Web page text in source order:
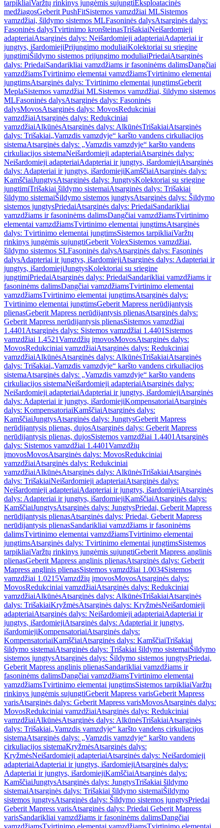
tarpikliaiVaržtų rinkinys jungėmis sujungtiEksploatacinės
medžiagosGeberit PushFitSistemos vamzdžiai MLSistemos
vamzdžiai, šildymo sistemos MLFasoninės dalysAtsarginės dalys:
Fasoninės dalysTvirtinimo kronšteinasTrišakiaiNeišardomieji
adapteriaiAtsarginės dalys: Neišardomieji adapteriaiAdapteriai ir
jungtys, išardomiejiPrijungimo moduliaiKolektoriai su sriegine
jungtimiŠildymo sistemos prijungimo moduliaiPriedaiAtsarginės
dalys: PriedaiSandarikliai vamzdžiams ir fasoninėms dalimsDangčiai
vamzdžiamsTvirtinimo elementai vamzdžiamsTvirtinimo elementai
jungtimsAtsarginės dalys: Tvirtinimo elementai jungtimsGeberit
MeplaSistemos vamzdžiai MLSistemos vamzdžiai, šildymo sistemos
MLFasoninės dalysAtsarginės dalys: Fasoninės
dalysMovosAtsarginės dalys: MovosRedukciniai
vamzdžiaiAtsarginės dalys: Redukciniai
vamzdžiaiAlkūnėsAtsarginės dalys: AlkūnėsTrišakiaiAtsarginės
dalys: Trišakiai„Vamzdis vamzdyje“ karšto vandens cirkuliacijos
sistemaAtsarginės dalys: „Vamzdis vamzdyje“ karšto vandens
cirkuliacijos sistemaNeišardomieji adapteriaiAtsarginės dalys:
Neišardomieji adapteriaiAdapteriai ir jungtys, išardomiejiAtsarginės
dalys: Adapteriai ir jungtys, išardomiejiKamščiaiAtsarginės dalys:
KamščiaiJungtysAtsarginės dalys: JungtysKolektoriai su sriegine
jungtimiTrišakiai šildymo sistemaiAtsarginės dalys: Trišakiai
šildymo sistemaiŠildymo sistemos jungtysAtsarginės dalys: Šildymo
sistemos jungtysPriedaiAtsarginės dalys: PriedaiSandarikliai
vamzdžiams ir fasoninėms dalimsDangčiai vamzdžiamsTvirtinimo
elementai vamzdžiamsTvirtinimo elementai jungtimsAtsarginės
dalys: Tvirtinimo elementai jungtimsSistemos tarpikliaiVaržtų
rinkinys jungėmis sujungtiGeberit VolexSistemos vamzdžiai,
šildymo sistemos SLFasoninės dalysAtsarginės dalys: Fasoninės
dalysAdapteriai ir jungtys, išardomiejiAtsarginės dalys: Adapteriai ir
jungtys, išardomiejiJungtysKolektoriai su sriegine
jungtimiPriedaiAtsarginės dalys: PriedaiSandarikliai vamzdžiams ir
fasoninėms dalimsDangčiai vamzdžiamsTvirtinimo elementai
vamzdžiamsTvirtinimo elementai jungtimsAtsarginės dalys:
Tvirtinimo elementai jungtimsGeberit Mapress nerūdijantysis
plienasGeberit Mapress nerūdijantysis plienasAtsarginės dalys:
Geberit Mapress nerūdijantysis plienasSistemos vamzdžiai
1.4401 Atsarginės dalys: Sistemos vamzdžiai 1.4401 Sistemos
vamzdžiai 1.4521Vamzdžių įmovosMovosAtsarginės dalys:
MovosRedukciniai vamzdžiaiAtsarginės dalys: Redukciniai
vamzdžiaiAlkūnėsAtsarginės dalys: AlkūnėsTrišakiaiAtsarginės
dalys: Trišakiai„Vamzdis vamzdyje“ karšto vandens cirkuliacijos
sistemaAtsarginės dalys: „Vamzdis vamzdyje“ karšto vandens
cirkuliacijos sistemaNeišardomieji adapteriaiAtsarginės dalys:
Neišardomieji adapteriaiAdapteriai ir jungtys, išardomiejiAtsarginės
dalys: Adapteriai ir jungtys, išardomiejiKompensatoriaiAtsarginės
dalys: KompensatoriaiKamščiaiAtsarginės dalys:
KamščiaiJungtysAtsarginės dalys: JungtysGeberit Mapress
nerūdijantysis plienas, dujosAtsarginės dalys: Geberit Mapress
nerūdijantysis plienas, dujosSistemos vamzdžiai 1.4401 Atsarginės
dalys: Sistemos vamzdžiai 1.4401Vamzdžių
įmovosMovosAtsarginės dalys: MovosRedukciniai
vamzdžiaiAtsarginės dalys: Redukciniai
vamzdžiaiAlkūnėsAtsarginės dalys: AlkūnėsTrišakiaiAtsarginės
dalys: TrišakiaiNeišardomieji adapteriaiAtsarginės dalys:
Neišardomieji adapteriaiAdapteriai ir jungtys, išardomiejiAtsarginės
dalys: Adapteriai ir jungtys, išardomiejiKamščiaiAtsarginės dalys:
KamščiaiJungtysAtsarginės dalys: JungtysPriedai, Geberit Mapress
nerūdijantysis plienasAtsarginės dalys: Priedai, Geberit Mapress
nerūdijantysis plienasSandarikliai vamzdžiams ir fasoninėms
dalimsTvirtinimo elementai vamzdžiamsTvirtinimo elementai
jungtimsAtsarginės dalys: Tvirtinimo elementai jungtimsSistemos
tarpikliaiVaržtų rinkinys jungėmis sujungtiGeberit Mapress anglinis
plienasGeberit Mapress anglinis plienasAtsarginės dalys: Geberit
Mapress anglinis plienasSistemos vamzdžiai 1.0034Sistemos
vamzdžiai 1.0215Vamzdžių įmovosMovosAtsarginės dalys:
MovosRedukciniai vamzdžiaiAtsarginės dalys: Redukciniai
vamzdžiaiAlkūnėsAtsarginės dalys: AlkūnėsTrišakiaiAtsarginės
dalys: TrišakiaiKryžmėsAtsarginės dalys: KryžmėsNeišardomieji
adapteriaiAtsarginės dalys: Neišardomieji adapteriaiAdapteriai ir
jungtys, išardomiejiAtsarginės dalys: Adapteriai ir jungtys,
išardomiejiKompensatoriaiAtsarginės dalys:
KompensatoriaiKamščiaiAtsarginės dalys: KamščiaiTrišakiai
šildymo sistemaiAtsarginės dalys: Trišakiai šildymo sistemaiŠildymo
sistemos jungtysAtsarginės dalys: Šildymo sistemos jungtysPriedai,
Geberit Mapress anglinis plienasSandarikliai vamzdžiams ir
fasoninėms dalimsDangčiai vamzdžiamsTvirtinimo elementai
vamzdžiamsTvirtinimo elementai jungtimsSistemos tarpikliaiVaržtų
rinkinys jungėmis sujungtiGeberit Mapress varisGeberit Mapress
varisAtsarginės dalys: Geberit Mapress varisMovosAtsarginės dalys:
MovosRedukciniai vamzdžiaiAtsarginės dalys: Redukciniai
vamzdžiaiAlkūnėsAtsarginės dalys: AlkūnėsTrišakiaiAtsarginės
dalys: Trišakiai„Vamzdis vamzdyje“ karšto vandens cirkuliacijos
sistemaAtsarginės dalys: „Vamzdis vamzdyje“ karšto vandens
cirkuliacijos sistemaKryžmėsAtsarginės dalys:
KryžmėsNeišardomieji adapteriaiAtsarginės dalys: Neišardomieji
adapteriaiAdapteriai ir jungtys, išardomiejiAtsarginės dalys:
Adapteriai ir jungtys, išardomiejiKamščiaiAtsarginės dalys:
KamščiaiJungtysAtsarginės dalys: JungtysTrišakiai šildymo
sistemaiAtsarginės dalys: Trišakiai šildymo sistemaiŠildymo
sistemos jungtysAtsarginės dalys: Šildymo sistemos jungtysPriedai
Geberit Mapress varisAtsarginės dalys: Priedai Geberit Mapress
varisSandarikliai vamzdžiams ir fasoninėms dalimsDangčiai
vamzdžiamsTvirtinimo elementai vamzdžiamsTvirtinimo elementai